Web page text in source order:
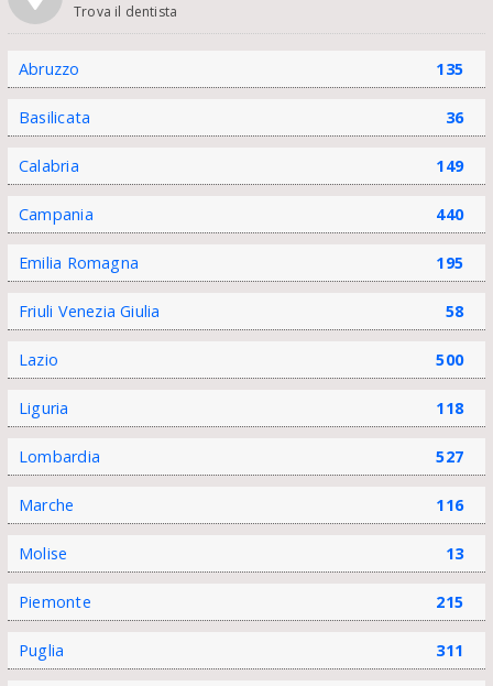
Trova il dentista
Abruzzo 135
Basilicata 36
Calabria 149
Campania 440
Emilia Romagna 195
Friuli Venezia Giulia 58
Lazio 500
Liguria 118
Lombardia 527
Marche 116
Molise 13
Piemonte 215
Puglia 311